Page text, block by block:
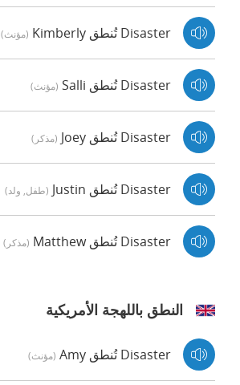
Disaster تُنطق Kimberly (مؤنث)
Disaster تُنطق Salli (مؤنث)
Disaster تُنطق Joey (مذكر)
Disaster تُنطق Justin (طفل, ولد)
Disaster تُنطق Matthew (مذكر)
النطق باللهجة الأمريكية
Disaster تُنطق Amy (مؤنث)